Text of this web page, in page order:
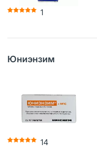
1
Юниэнзим
14